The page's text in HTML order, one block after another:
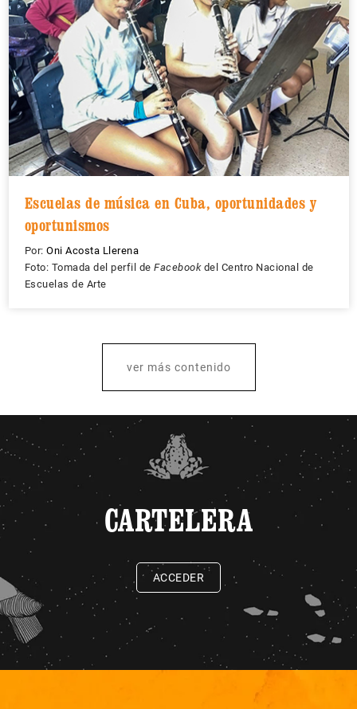
Escuelas de música en Cuba, oportunidades y
oportunismos
Por: Oni Acosta Llerena
Foto: Tomada del perfil de Facebookdel Centro Nacional de
Escuelas de Arte
ver más contenido
CARTELERA
ACCEDER